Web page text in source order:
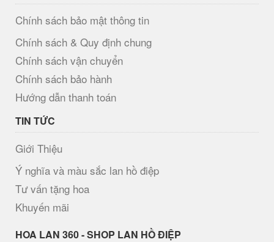
Chính sách bảo mật thông tin
Chính sách & Quy định chung
Chính sách vận chuyển
Chính sách bảo hành
Hướng dẫn thanh toán
TIN TỨC
Giới Thiệu
Ý nghĩa và màu sắc lan hồ điệp
Tư vấn tặng hoa
Khuyến mãi
H​OA LAN 360 - SHOP LAN HỒ ĐIỆP